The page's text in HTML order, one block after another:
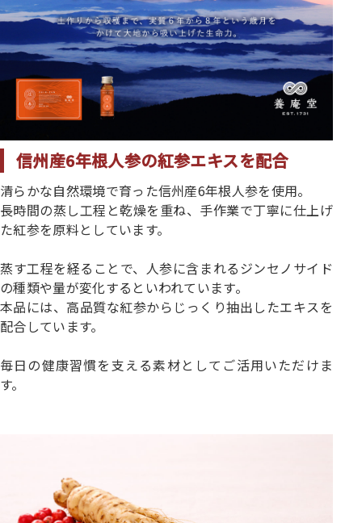
信州産6年根人参の紅参エキスを配合
清らかな自然環境で育った信州産6年根人参を使用。
長時間の蒸し工程と乾燥を重ね、手作業で丁寧に仕上げ
た紅参を原料としています。
蒸す工程を経ることで、人参に含まれるジンセノサイド
の種類や量が変化するといわれています。
本品には、高品質な紅参からじっくり抽出したエキスを
配合しています。
毎日の健康習慣を支える素材としてご活用いただけま
す。